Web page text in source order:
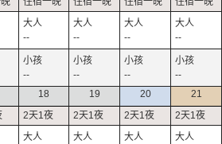
--
--
--
--
--
--
--
--
18 19 20 21